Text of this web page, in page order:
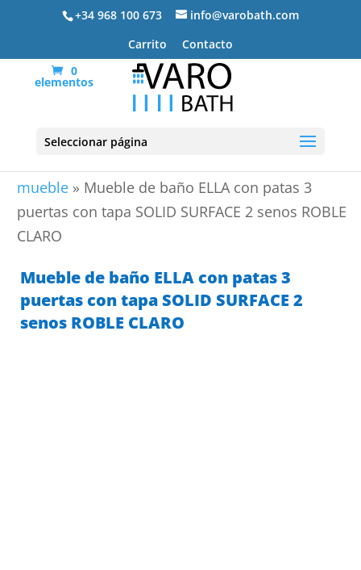
+34 968 100 673
info@varobath.com
Carrito
Contacto
0
elementos
Seleccionar página
mueble » Mueble de baño ELLA con patas 3
puertas con tapa SOLID SURFACE 2 senos ROBLE
CLARO
Mueble de baño ELLA con patas 3
puertas con tapa SOLID SURFACE 2
senos ROBLE CLARO